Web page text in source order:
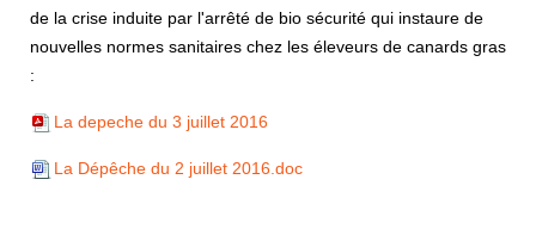
de la crise induite par l'arrêté de bio sécurité qui instaure de
nouvelles normes sanitaires chez les éleveurs de canards gras
:
La depeche du 3 juillet 2016
La Dépêche du 2 juillet 2016.doc